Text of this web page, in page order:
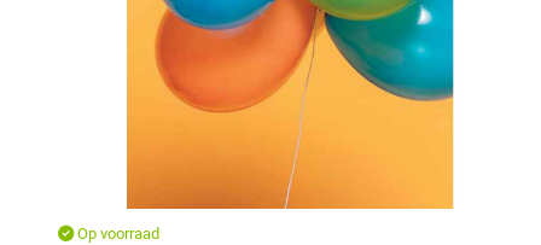
Op voorraad